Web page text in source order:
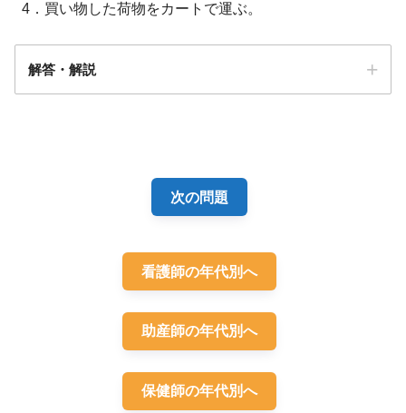
4．買い物した荷物をカートで運ぶ。
解答・解説
肺気腫
慢性閉塞性肺疾患〈COPD〉
次の問題
看護師の年代別へ
助産師の年代別へ
保健師の年代別へ